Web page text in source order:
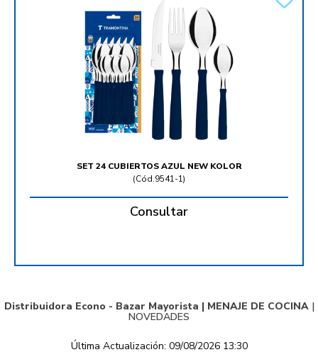
SET 24 CUBIERTOS AZUL NEW KOLOR
(Cód.9541-1)
Consultar
Distribuidora Econo - Bazar Mayorista | MENAJE DE COCINA|
NOVEDADES
Última Actualización: 09/08/2026 13:30